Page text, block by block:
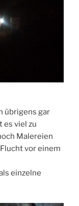
übrigens gar
es viel zu
Malereien
vor einem
einzelne